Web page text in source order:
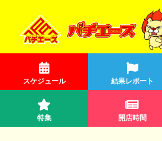
スケジュール 結果レポート
特集 開店時間